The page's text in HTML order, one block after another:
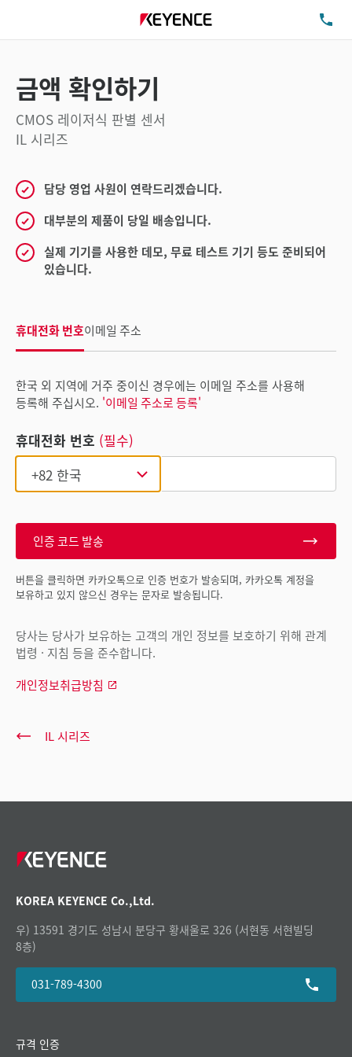
금액 확인하기
CMOS 레이저식 판별 센서
IL 시리즈
담당 영업 사원이 연락드리겠습니다.
대부분의 제품이 당일 배송입니다.
실제 기기를 사용한 데모, 무료 테스트 기기 등도 준비되어
있습니다.
휴대전화 번호이메일 주소
한국 외 지역에 거주 중이신 경우에는 이메일 주소를 사용해
등록해 주십시오. '이메일 주소로 등록'
휴대전화 번호 (필수)
인증 코드 발송
버튼을 클릭하면 카카오톡으로 인증 번호가 발송되며, 카카오톡 계정을
보유하고 있지 않으신 경우는 문자로 발송됩니다.
당사는 당사가 보유하는 고객의 개인 정보를 보호하기 위해 관계
법령 · 지침 등을 준수합니다.
개인정보취급방침
IL 시리즈
KOREA KEYENCE Co.,Ltd.
우) 13591 경기도 성남시 분당구 황새울로 326 (서현동 서현빌딩
8층)
031-789-4300
규격 인증